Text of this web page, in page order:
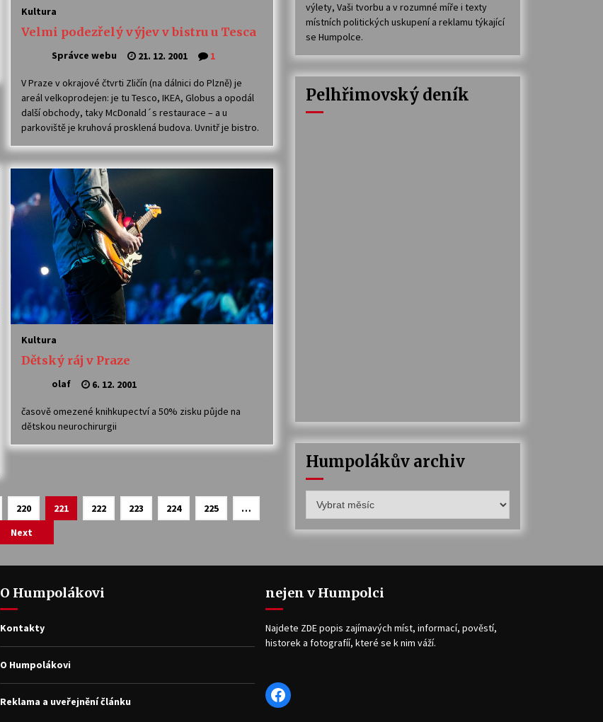
Kultura
Velmi podezřelý výjev v bistru u Tesca
Správce webu 21. 12. 2001 1
V Praze v okrajové čtvrti Zličín (na dálnici do Plzně) je
areál velkoprodejen: je tu Tesco, IKEA, Globus a opodál
další obchody, taky McDonald´s restaurace – a u
parkoviště je kruhová prosklená budova. Uvnitř je bistro.
Kultura
Dětský ráj v Praze
olaf 6. 12. 2001
časově omezené knihkupectví a 50% zisku půjde na
dětskou neurochirurgii
220 221 222 223 224 225
…
Next
výlety, Vaši tvorbu a v rozumné míře i texty
místních politických uskupení a reklamu týkající
se Humpolce.
Pelhřimovský deník
Humpolákův archiv
archiv
O Humpolákovi
Kontakty
O Humpolákovi
Reklama a uveřejnění článku
nejen v Humpolci
Najdete ZDE popis zajímavých míst, informací, pověstí,
historek a fotografíí, které se k nim váží.
Facebook